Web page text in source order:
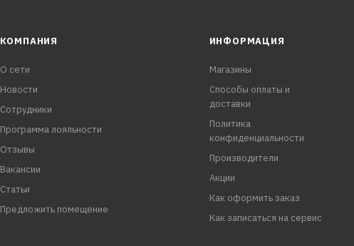
КОМПАНИЯ
О сети
Новости
Сотрудники
Программа лояльности
Отзывы
Вакансии
Статьи
Предложить помещение
ИНФОРМАЦИЯ
Магазины
Способы оплаты и
доставки
Политика
конфиденциальности
Производители
Акции
Как оформить заказ
Как записаться на сервис